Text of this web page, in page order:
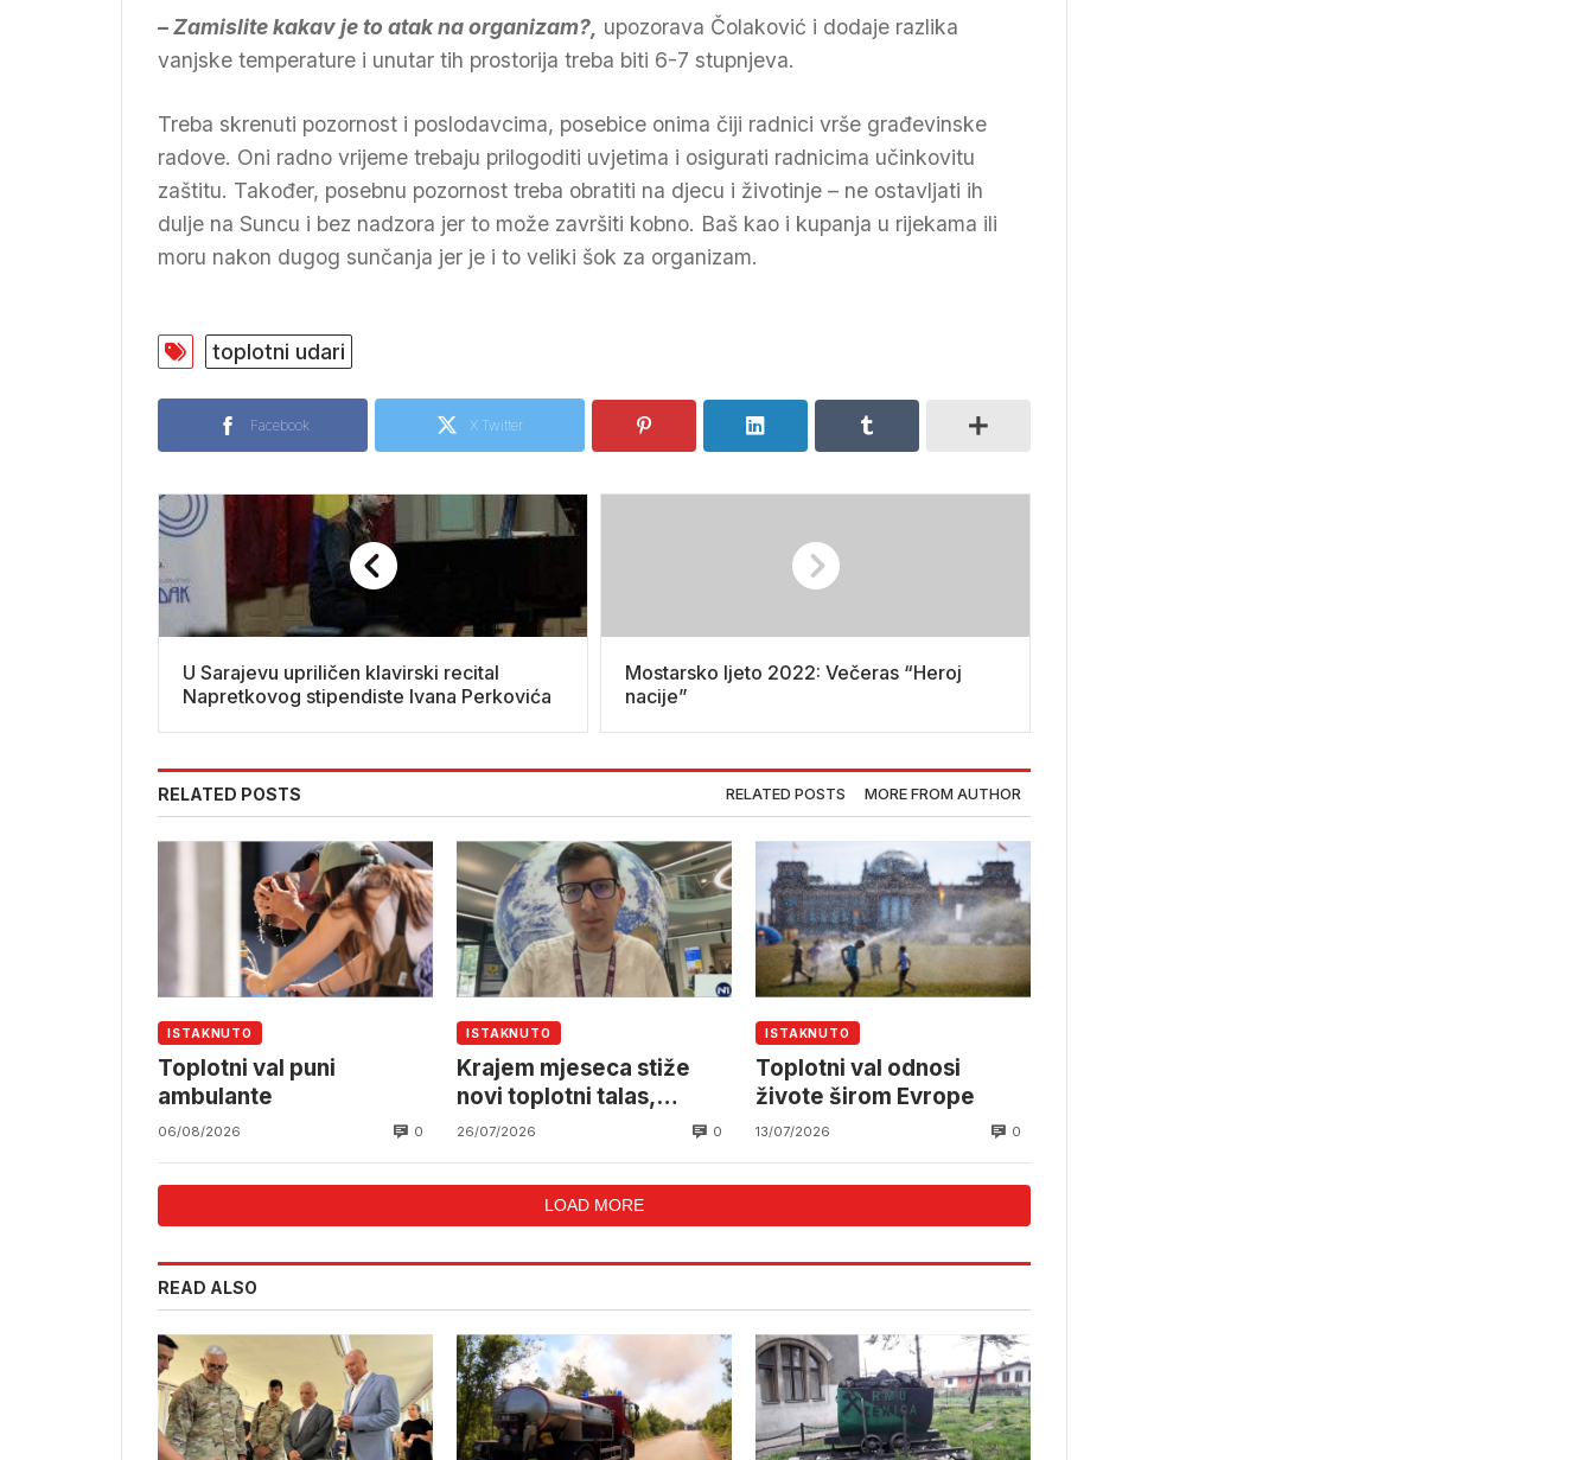
– Zamislite kakav je to atak na organizam?, upozorava Čolaković i dodaje razlika
vanjske temperature i unutar tih prostorija treba biti 6-7 stupnjeva.
Treba skrenuti pozornost i poslodavcima, posebice onima čiji radnici vrše građevinske
radove. Oni radno vrijeme trebaju prilogoditi uvjetima i osigurati radnicima učinkovitu
zaštitu. Također, posebnu pozornost treba obratiti na djecu i životinje – ne ostavljati ih
dulje na Suncu i bez nadzora jer to može završiti kobno. Baš kao i kupanja u rijekama ili
moru nakon dugog sunčanja jer je i to veliki šok za organizam.
toplotni udari
Facebook X Twitter
U Sarajevu upriličen klavirski recital
Napretkovog stipendiste Ivana Perkovića
Mostarsko ljeto 2022: Večeras “Heroj
nacije”
RELATED POSTS RELATED POSTS MORE FROM AUTHOR
ISTAKNUTO
Toplotni val puni
ambulante
06/08/2026 0
ISTAKNUTO
Krajem mjeseca stiže
novi toplotni talas,
temperature i do 41
26/07/2026 0
ISTAKNUTO
Toplotni val odnosi
živote širom Evrope
13/07/2026 0
LOAD MORE
READ ALSO